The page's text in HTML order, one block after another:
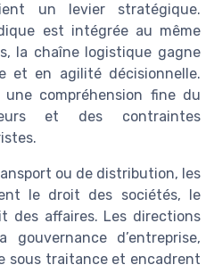
un levier stratégique.
est intégrée au même
la chaîne logistique gagne
et en agilité décisionnelle.
compréhension fine du
et des contraintes
ou de distribution, les
le droit des sociétés, le
des affaires. Les directions
d’entreprise,
sous traitance et encadrent